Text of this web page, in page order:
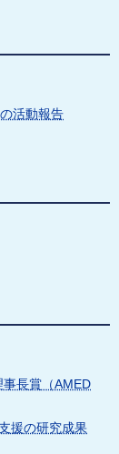
活動報告
長賞（AMED
援の研究成果